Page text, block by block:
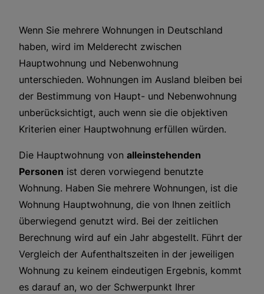
Wenn Sie mehrere Wohnungen in Deutschland
haben, wird im Melderecht zwischen
Hauptwohnung und Nebenwohnung
unterschieden. Wohnungen im Ausland bleiben bei
der Bestimmung von Haupt- und Nebenwohnung
unberücksichtigt, auch wenn sie die objektiven
Kriterien einer Hauptwohnung erfüllen würden.
Die Hauptwohnung von alleinstehenden
Personen ist deren vorwiegend benutzte
Wohnung. Haben Sie mehrere Wohnungen, ist die
Wohnung Hauptwohnung, die von Ihnen zeitlich
überwiegend genutzt wird. Bei der zeitlichen
Berechnung wird auf ein Jahr abgestellt. Führt der
Vergleich der Aufenthaltszeiten in der jeweiligen
Wohnung zu keinem eindeutigen Ergebnis, kommt
es darauf an, wo der Schwerpunkt Ihrer